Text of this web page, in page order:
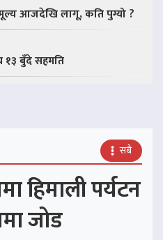
आजदेखि लागू, कति पुग्यो ?
१३ बुँदे सहमति
सबै
हिमाली पर्यटन
जोड